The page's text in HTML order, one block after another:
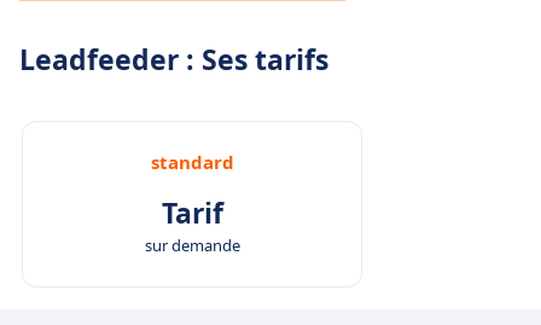
Leadfeeder : Ses tarifs
standard
Tarif
sur demande